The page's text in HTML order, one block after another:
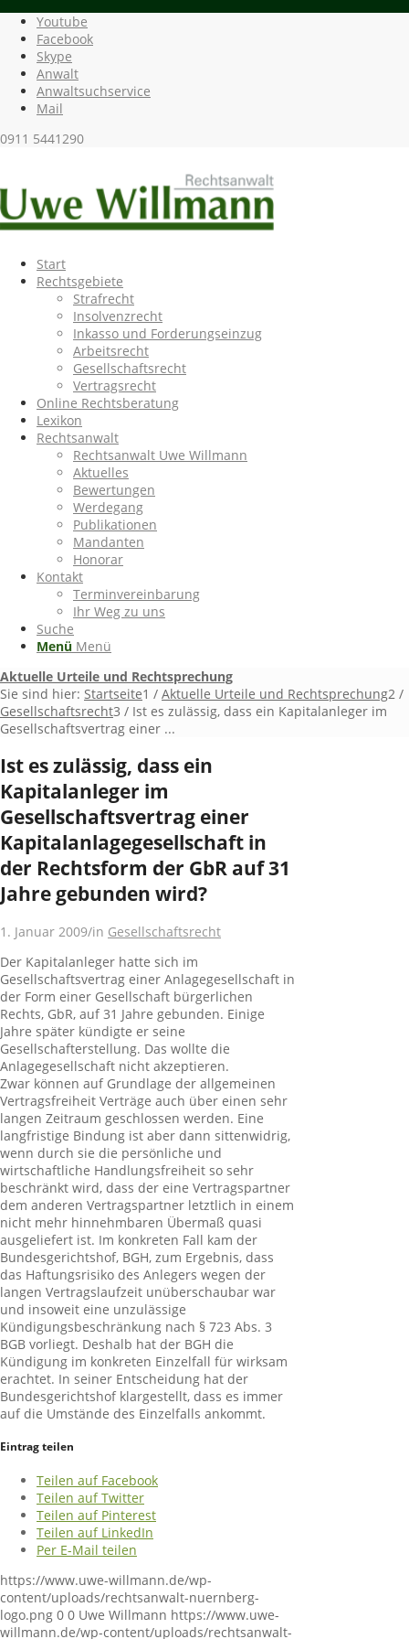
Youtube
Facebook
Skype
Anwalt
Anwaltsuchservice
Mail
0911 5441290
Start
Rechtsgebiete
Strafrecht
Insolvenzrecht
Inkasso und Forderungseinzug
Arbeitsrecht
Gesellschaftsrecht
Vertragsrecht
Online Rechtsberatung
Lexikon
Rechtsanwalt
Rechtsanwalt Uwe Willmann
Aktuelles
Bewertungen
Werdegang
Publikationen
Mandanten
Honorar
Kontakt
Terminvereinbarung
Ihr Weg zu uns
Suche
Menü Menü
Aktuelle Urteile und Rechtsprechung
Sie sind hier: Startseite1 / Aktuelle Urteile und Rechtsprechung2 /
Gesellschaftsrecht3 / Ist es zulässig, dass ein Kapitalanleger im
Gesellschaftsvertrag einer ...
Ist es zulässig, dass ein
Kapitalanleger im
Gesellschaftsvertrag einer
Kapitalanlagegesellschaft in
der Rechtsform der GbR auf 31
Jahre gebunden wird?
1. Januar 2009/in Gesellschaftsrecht
Der Kapitalanleger hatte sich im
Gesellschaftsvertrag einer Anlagegesellschaft in
der Form einer Gesellschaft bürgerlichen
Rechts, GbR, auf 31 Jahre gebunden. Einige
Jahre später kündigte er seine
Gesellschafterstellung. Das wollte die
Anlagegesellschaft nicht akzeptieren.
Zwar können auf Grundlage der allgemeinen
Vertragsfreiheit Verträge auch über einen sehr
langen Zeitraum geschlossen werden. Eine
langfristige Bindung ist aber dann sittenwidrig,
wenn durch sie die persönliche und
wirtschaftliche Handlungsfreiheit so sehr
beschränkt wird, dass der eine Vertragspartner
dem anderen Vertragspartner letztlich in einem
nicht mehr hinnehmbaren Übermaß quasi
ausgeliefert ist. Im konkreten Fall kam der
Bundesgerichtshof, BGH, zum Ergebnis, dass
das Haftungsrisiko des Anlegers wegen der
langen Vertragslaufzeit unüberschaubar war
und insoweit eine unzulässige
Kündigungsbeschränkung nach § 723 Abs. 3
BGB vorliegt. Deshalb hat der BGH die
Kündigung im konkreten Einzelfall für wirksam
erachtet. In seiner Entscheidung hat der
Bundesgerichtshof klargestellt, dass es immer
auf die Umstände des Einzelfalls ankommt.
Eintrag teilen
Teilen auf Facebook
Teilen auf Twitter
Teilen auf Pinterest
Teilen auf LinkedIn
Per E-Mail teilen
https://www.uwe-willmann.de/wp-
content/uploads/rechtsanwalt-nuernberg-
logo.png 0 0 Uwe Willmann https://www.uwe-
willmann.de/wp-content/uploads/rechtsanwalt-